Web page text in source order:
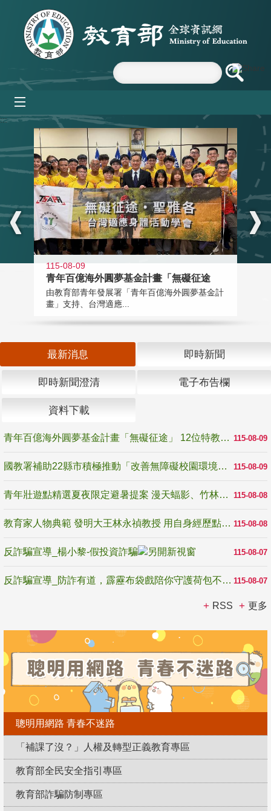
跳到主要內容區塊
:::
115-08-09
青年百億海外圓夢基金計畫「無礙征途
由教育部青年發展署「青年百億海外圓夢基金計
畫」支持、台灣適應...
最新消息 即時新聞
即時新聞澄清 電子布告欄
資料下載
115-08-09
青年百億海外圓夢基金計畫「無礙征途」 12位特教與弱勢青年勇闖西班牙 跨越感官限制見證生命蛻變
115-08-09
國教署補助22縣市積極推動「改善無障礙校園環境計畫」 打造友善、安全、無礙學習空間
115-08-08
青年壯遊點精選夏夜限定避暑提案 漫天蝠影、竹林尋蛙、茶香夜觀 邀青年暮色出發
115-08-08
教育家人物典範 發明大王林永禎教授 用自身經歷點亮學生的路
115-08-07
反詐騙宣導_楊小黎-假投資詐騙
115-08-07
反詐騙宣導_防詐有道，霹靂布袋戲陪你守護荷包不受騙
RSS 更多
聰明用網路 青春不迷路
「補課了沒？」人權及轉型正義教育專區
教育部全民安全指引專區
教育部詐騙防制專區